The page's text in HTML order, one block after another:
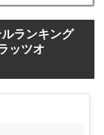
ランキング
ッツオ